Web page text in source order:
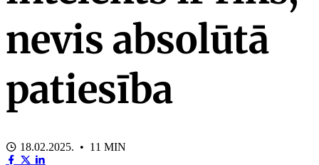
nevis absolūtā
patiesība
18.02.2025. • 11 MIN